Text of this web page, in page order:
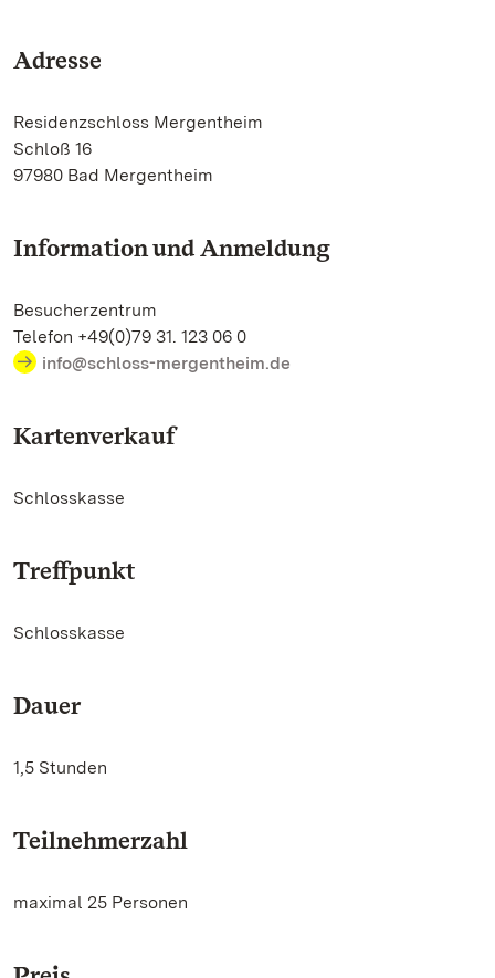
Adresse
Residenzschloss Mergentheim
Schloß 16
97980 Bad Mergentheim
Information und Anmeldung
Besucherzentrum
Telefon +49(0)79 31. 123 06 0
info@schloss-mergentheim.de
Kartenverkauf
Schlosskasse
Treffpunkt
Schlosskasse
Dauer
1,5 Stunden
Teilnehmerzahl
maximal 25 Personen